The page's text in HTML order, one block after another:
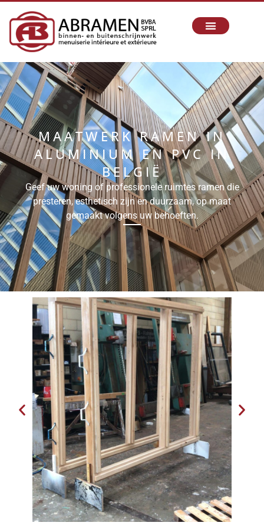
MAATWERK RAMEN IN
ALUMINIUM EN PVC IN
BELGIË
Geef uw woning of professionele ruimtes ramen die
presteren, esthetisch zijn en duurzaam, op maat
gemaakt volgens uw behoeften.